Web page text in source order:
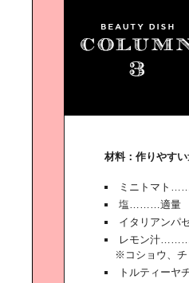
材料：作りやす
ミニトマト
塩………適量
イタリアン
レモン汁………
※コショウ、チ
トルティー
ックスウェア
休日散歩～茗荷谷～